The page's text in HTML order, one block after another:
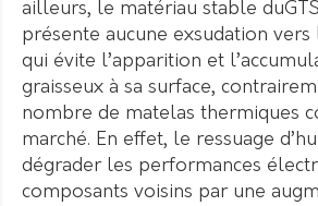
ailleurs, le matériau stable
présente aucune exsudation vers
qui évite l’apparition et
graisseux à sa surface,
nombre de matelas thermiques
marché. En effet, le ressuage
dégrader les performances
composants voisins par une